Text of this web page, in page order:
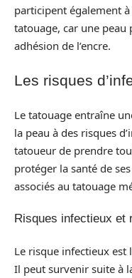
participent également
tatouage, car une
adhésion de l’encre.
Les risques
Le tatouage entraîne
la peau à des risques
tatoueur de prendre
protéger la santé de
associés au tatouage
Risques infectieux et
Le risque infectieux est
Il peut survenir suite à